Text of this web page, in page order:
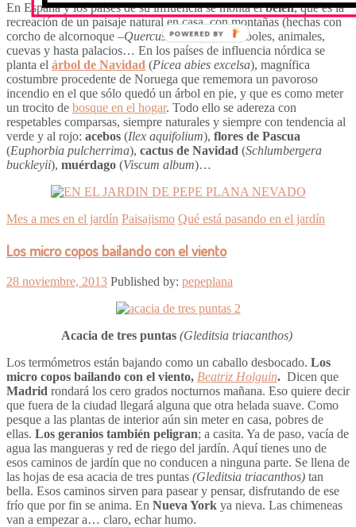
En España y los países de su influencia se monta elbelén, que es la
recreación de un paisaje natural en casa, con montañas (hechas con
corcho de alcornoque –Quercus suber-), ríos, árboles, animales,
cuevas y hasta palacios… En los países de influencia nórdica se
planta el árbol de Navidad (Picea abies excelsa), magnífica
costumbre procedente de Noruega que rememora un pavoroso
incendio en el que sólo quedó un árbol en pie, y que es como meter
un trocito de bosque en el hogar. Todo ello se adereza con
respetables comparsas, siempre naturales y siempre con tendencia al
verde y al rojo: acebos (Ilex aquifolium), flores de Pascua
(Euphorbia pulcherrima), cactus de Navidad (Schlumbergera
buckleyii), muérdago (Viscum album)…
Mes a mes en el jardín Paisajismo Qué está pasando en el jardín
Los micro copos bailando con el viento
28 noviembre, 2013 Published by: pepeplana
Acacia de tres puntas(Gleditsia triacanthos)
Los termómetros están bajando como un caballo desbocado. Los
micro copos bailando con el viento, Beatriz Holguin. Dicen que
Madrid rondará los cero grados nocturnos mañana. Eso quiere decir
que fuera de la ciudad llegará alguna que otra helada suave. Como
pesque a las plantas de interior aún sin meter en casa, pobres de
ellas. Los geranios también peligran; a casita. Ya de paso, vacía de
agua las mangueras y red de riego del jardín. Aquí tienes uno de
esos caminos de jardín que no conducen a ninguna parte. Se llena de
las hojas de esa acacia de tres puntas (Gleditsia triacanthos) tan
bella. Esos caminos sirven para pasear y pensar, disfrutando de ese
frío que por fin se anima. En Nueva York ya nieva. Las chimeneas
van a empezar a… claro, echar humo.
POWERED BY